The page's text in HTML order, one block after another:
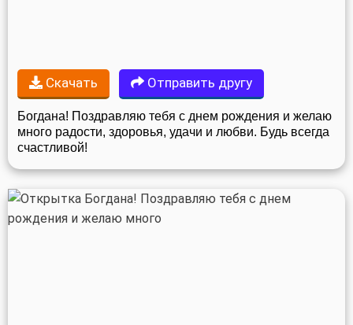
Скачать Отправить другу
Богдана! Поздравляю тебя с днем рождения и желаю
много радости, здоровья, удачи и любви. Будь всегда
счастливой!